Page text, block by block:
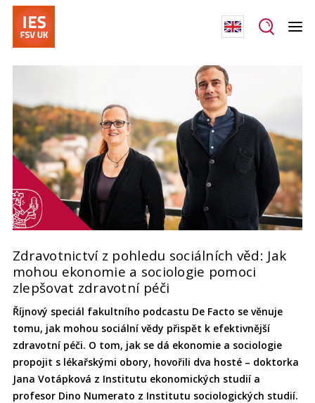
Zdravotnictví z pohledu sociálních věd: Jak
mohou ekonomie a sociologie pomoci
zlepšovat zdravotní péči
Říjnový speciál fakultního podcastu De Facto se věnuje
tomu, jak mohou sociální vědy přispět k efektivnější
zdravotní péči. O tom, jak se dá ekonomie a sociologie
propojit s lékařskými obory, hovořili dva hosté – doktorka
Jana Votápková z Institutu ekonomických studií a
profesor Dino Numerato z Institutu sociologických studií.